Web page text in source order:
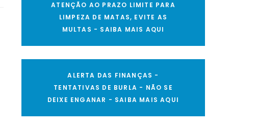
ATENÇÃO AO PRAZO LIMITE PARA
LIMPEZA DE MATAS, EVITE AS
MULTAS - SAIBA MAIS AQUI
ALERTA DAS FINANÇAS -
TENTATIVAS DE BURLA - NÃO SE
DEIXE ENGANAR - SAIBA MAIS AQUI